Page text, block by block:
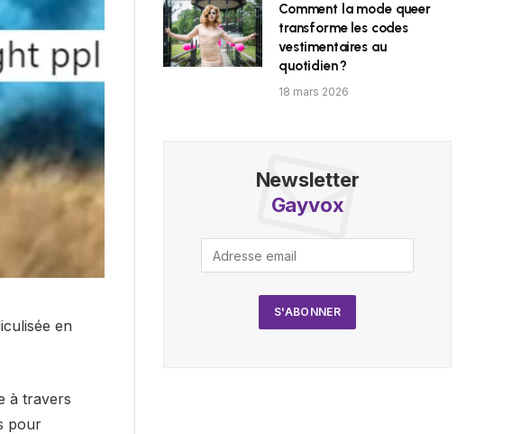
en
à travers
pour
Comment la mode queer
transforme les codes
vestimentaires au
quotidien ?
18 mars 2026
Newsletter
Gayvox